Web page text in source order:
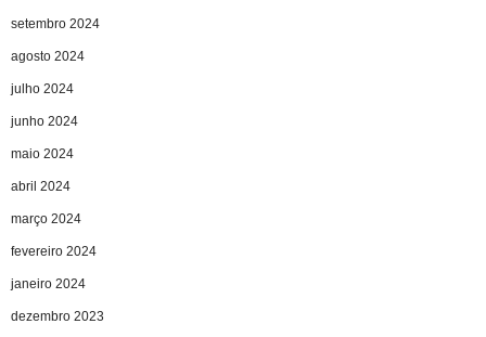
setembro 2024
agosto 2024
julho 2024
junho 2024
maio 2024
abril 2024
março 2024
fevereiro 2024
janeiro 2024
dezembro 2023